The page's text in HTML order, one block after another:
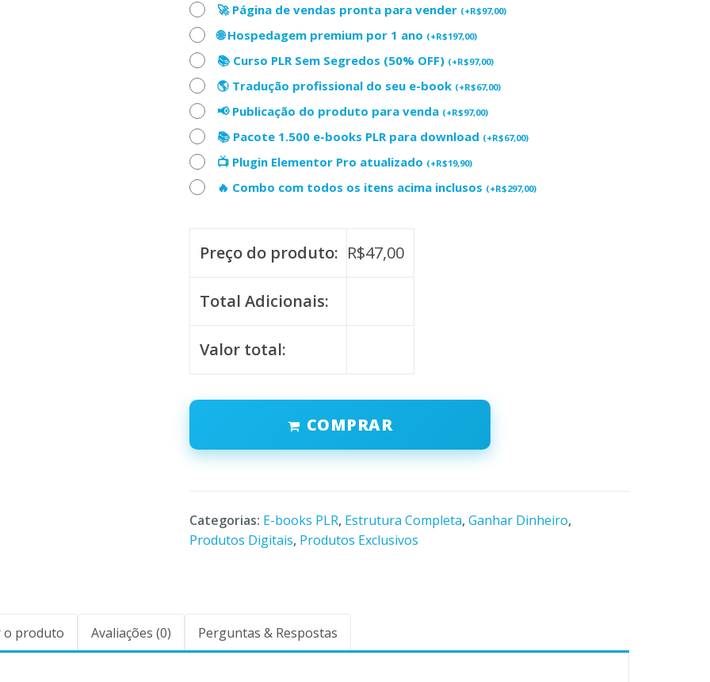
🚀 Página de vendas pronta para vender (+R$97,00)
🌐 Hospedagem premium por 1 ano (+R$197,00)
📚 Curso PLR Sem Segredos (50% OFF) (+R$97,00)
🌎 Tradução profissional do seu e-book (+R$67,00)
📢 Publicação do produto para venda (+R$97,00)
📚 Pacote 1.500 e-books PLR para download (+R$67,00)
📺 Plugin Elementor Pro atualizado (+R$19,90)
🔥 Combo com todos os itens acima inclusos (+R$297,00)
Preço do produto: R$47,00
Total Adicionais:
Valor total:
COMPRAR
Categorias: E-books PLR, Estrutura Completa,Ganhar Dinheiro,
Produtos Digitais, Produtos Exclusivos
o produto Avaliações (0) Perguntas & Respostas